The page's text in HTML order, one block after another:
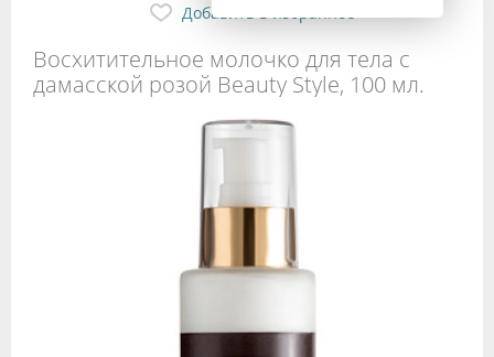
Восхитительное молочко для тела с
дамасской розой Beauty Style, 100 мл.
Добавить в избранное